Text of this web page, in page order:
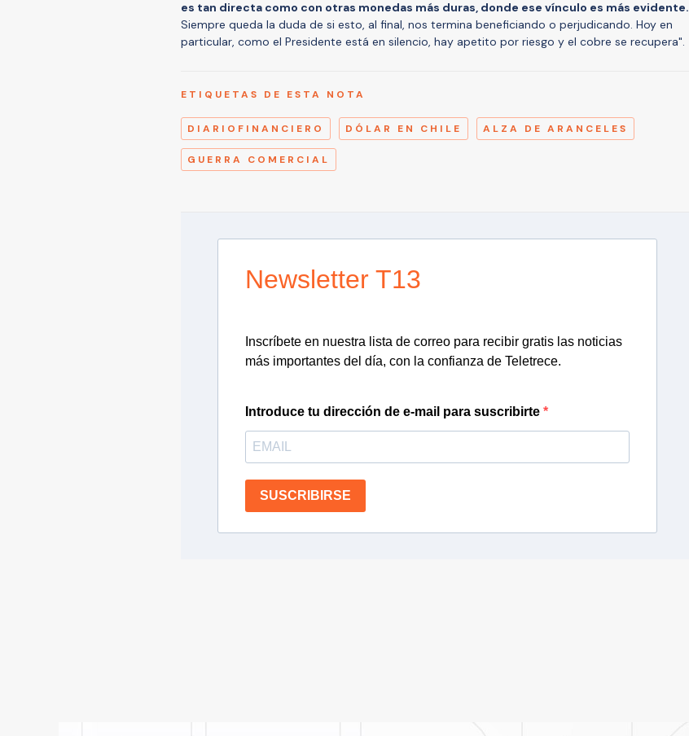
es tan directa como con otras monedas más duras, donde ese vínculo es más evidente.
Siempre queda la duda de si esto, al final, nos termina beneficiando o perjudicando. Hoy en
particular, como el Presidente está en silencio, hay apetito por riesgo y el cobre se recupera".
ETIQUETAS DE ESTA NOTA
DIARIOFINANCIERO DÓLAR EN CHILE ALZA DE ARANCELES
GUERRA COMERCIAL
Newsletter T13
Inscríbete en nuestra lista de correo para recibir gratis las noticias
más importantes del día, con la confianza de Teletrece.
Introduce tu dirección de e-mail para suscribirte
SUSCRIBIRSE